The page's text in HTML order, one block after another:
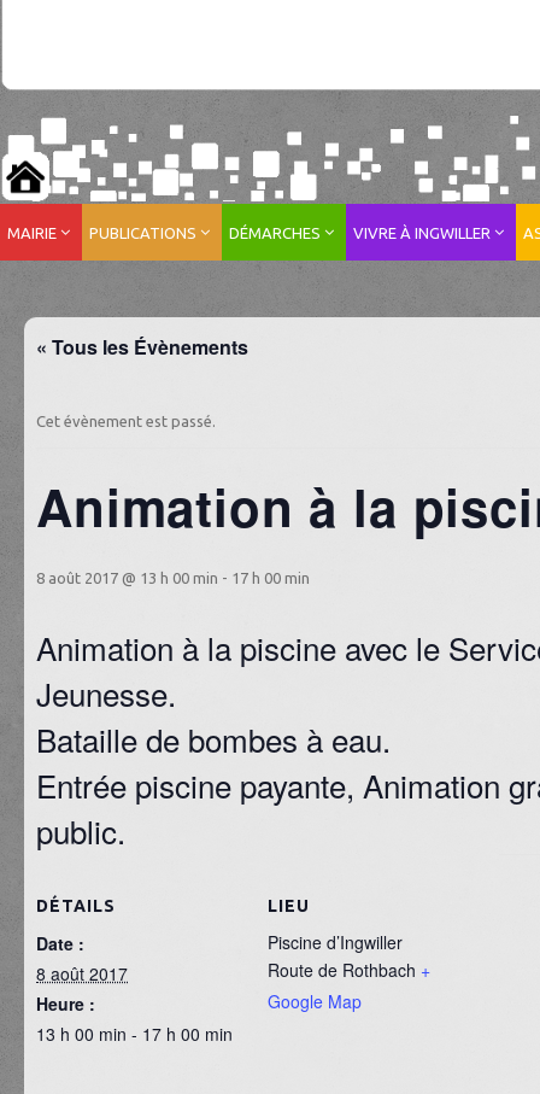
MAIRIE PUBLICATIONS DÉMARCHES VIVRE À INGWILLER
« Tous les Évènements
Cet évènement est passé.
Animation à la
8 août 2017 @ 13 h 00 min - 17 h 00 min
Animation à la piscine avec le
Jeunesse.
Bataille de bombes à eau.
Entrée piscine payante, Animation
public.
DÉTAILS
Date :
8 août 2017
Heure :
13 h 00 min - 17 h 00 min
LIEU
Piscine d’Ingwiller
Route de Rothbach +
Google Map